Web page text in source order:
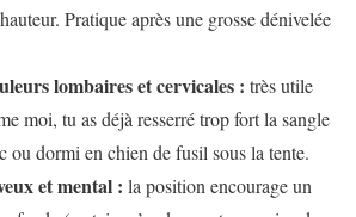
Pratique après une grosse dénivelée
lombaires et cervicales : très utile
moi, tu as déjà resserré trop fort la sangle
ou dormi en chien de fusil sous la tente.
et mental : la position encourage un